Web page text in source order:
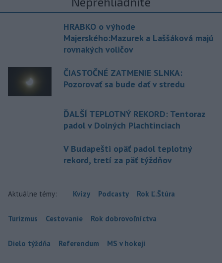
HRABKO o výhode
Majerského:Mazurek a Laššáková majú
rovnakých voličov
ČIASTOČNÉ ZATMENIE SLNKA:
Pozorovať sa bude dať v stredu
ĎALŠÍ TEPLOTNÝ REKORD: Tentoraz
padol v Dolných Plachtinciach
V Budapešti opäť padol teplotný
rekord, tretí za päť týždňov
Aktuálne témy: Kvízy Podcasty Rok Ľ.Štúra
Turizmus Cestovanie Rok dobrovoľníctva
Dielo týždňa Referendum MS v hokeji